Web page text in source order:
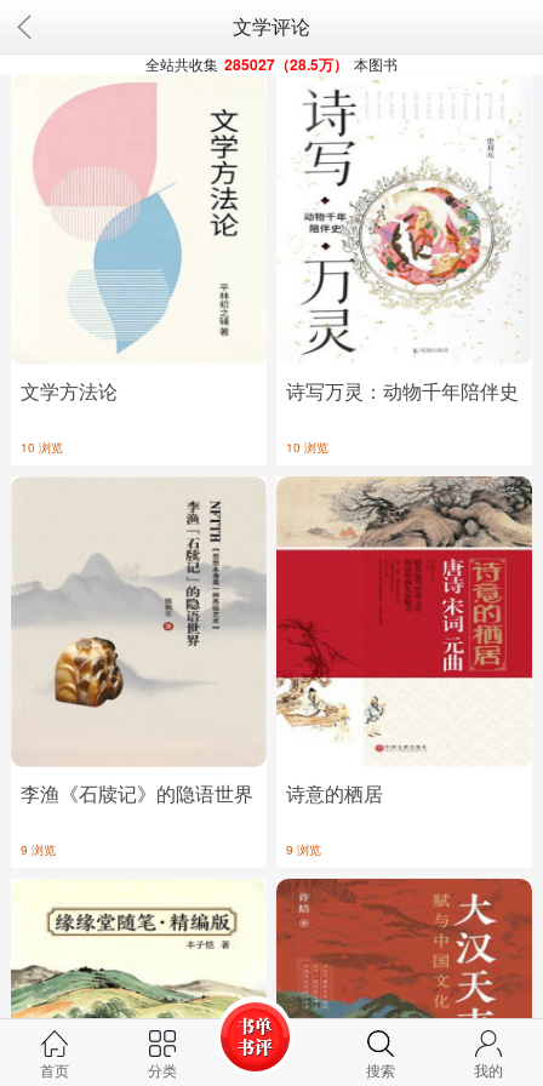
文学评论
全站共收集 285027（28.5万） 本图书
文学方法论
10 浏览
诗写万灵：动物千年陪伴史
10 浏览
李渔《石牍记》的隐语世界
9 浏览
诗意的栖居
9 浏览
首页 分类 搜索 我的